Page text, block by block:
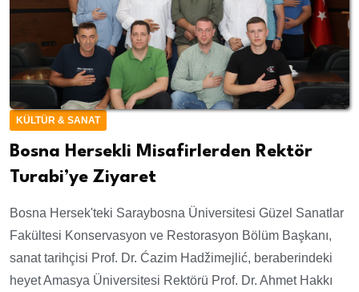
KÜLTÜR & SANAT
Bosna Hersekli Misafirlerden Rektör
Turabi’ye Ziyaret
Bosna Hersek'teki Saraybosna Üniversitesi Güzel Sanatlar
Fakültesi Konservasyon ve Restorasyon Bölüm Başkanı,
sanat tarihçisi Prof. Dr. Ćazim Hadžimejlić, beraberindeki
heyet Amasya Üniversitesi Rektörü Prof. Dr. Ahmet Hakkı